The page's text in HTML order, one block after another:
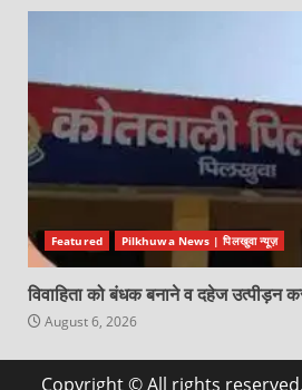
Featured Pilkhuwa News | पिलखुवा न्यूज़
विवाहिता को बंधक बनाने व दहेज उत्पीड़न
August 6, 2026
Copyright © All rights reserved.